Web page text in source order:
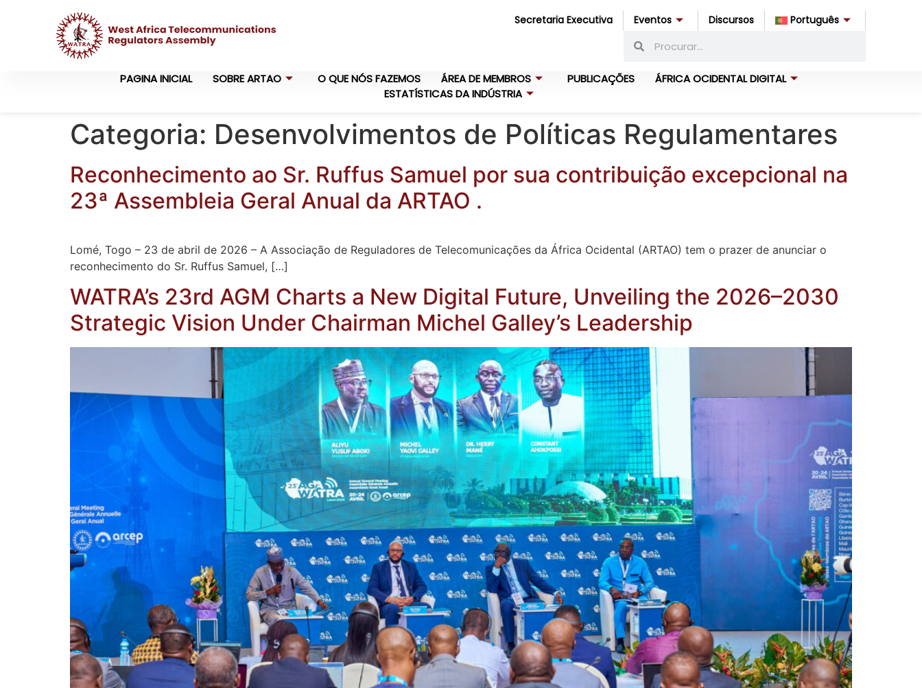
Secretaria Executiva Eventos Discursos Português
PAGINA INICIAL SOBRE ARTAO O QUE NÓS FAZEMOS ÁREA DE MEMBROS PUBLICAÇÕES
ÁFRICA OCIDENTAL DIGITAL
ESTATÍSTICAS DA INDÚSTRIA
Categoria: Desenvolvimentos de Políticas Regulamentares
Reconhecimento ao Sr. Ruffus Samuel por sua contribuição excepcional na
23ª Assembleia Geral Anual da ARTAO .
Lomé, Togo – 23 de abril de 2026 – A Associação de Reguladores de Telecomunicações da África Ocidental (ARTAO) tem o prazer de anunciar o
reconhecimento do Sr. Ruffus Samuel, […]
WATRA’s 23rd AGM Charts a New Digital Future, Unveiling the 2026–2030
Strategic Vision Under Chairman Michel Galley’s Leadership